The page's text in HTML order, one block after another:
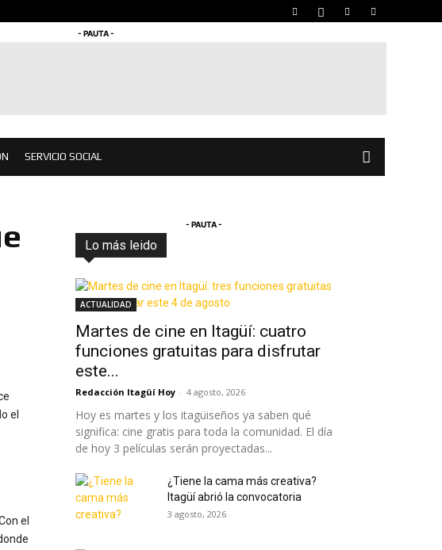
- PAUTA -
SERVICIO SOCIAL
el
el
- PAUTA -
Lo más leidoTodo
ACTUALIDAD
Martes de cine en Itagüí: cuatro
funciones gratuitas para disfrutar
este...
Redacción Itagüí Hoy - 4 agosto, 2026
Hoy es martes y los itagüiseños ya saben qué
significa: cine gratis para toda la comunidad. El día
de hoy 3 películas serán proyectadas...
¿Tiene la cama más creativa?
Itagüí abrió la convocatoria
3 agosto, 2026